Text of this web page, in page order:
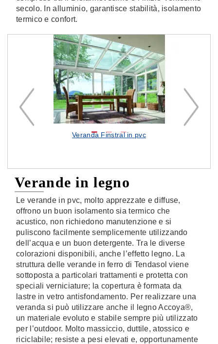
secolo. In alluminio, garantisce stabilità, isolamento
termico e confort.
Veranda Finstral in pvc
Verande in legno
Le verande in pvc, molto apprezzate e diffuse,
offrono un buon isolamento sia termico che
acustico, non richiedono manutenzione e si
puliscono facilmente semplicemente utilizzando
dell’acqua e un buon detergente. Tra le diverse
colorazioni disponibili, anche l’effetto legno. La
struttura delle verande in ferro di Tendasol viene
sottoposta a particolari trattamenti e protetta con
speciali verniciature; la copertura è formata da
lastre in vetro antisfondamento. Per realizzare una
veranda si può utilizzare anche il legno Accoya®,
un materiale evoluto e stabile sempre più utilizzato
per l’outdoor. Molto massiccio, duttile, atossico e
riciclabile; resiste a pesi elevati e, opportunamente